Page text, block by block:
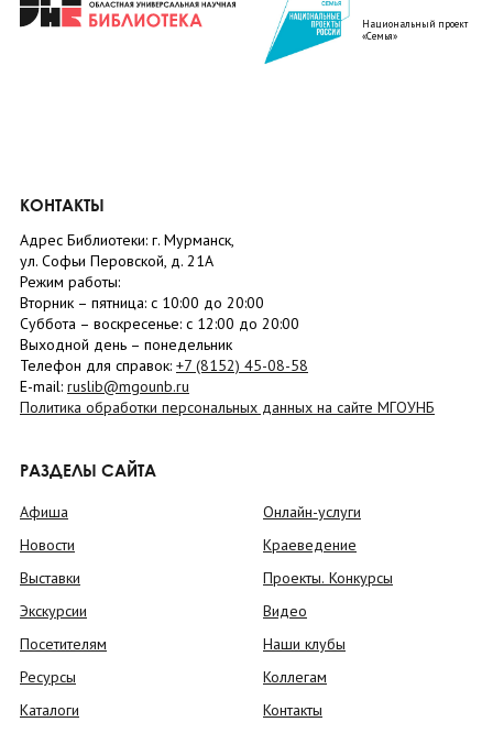
Национальный проект
«Семья»
КОНТАКТЫ
Адрес Библиотеки: г. Мурманск,
ул. Софьи Перовской, д. 21А
Режим работы:
Вторник – пятница: с 10:00 до 20:00
Суббота – воскресенье: c 12:00 до 20:00
Выходной день – понедельник
Телефон для справок: +7 (8152) 45-08-58
E-mail: ruslib@mgounb.ru
Политика обработки персональных данных на сайте МГОУНБ
РАЗДЕЛЫ САЙТА
Афиша
Новости
Выставки
Экскурсии
Посетителям
Ресурсы
Каталоги
Онлайн-услуги
Краеведение
Проекты. Конкурсы
Видео
Наши клубы
Коллегам
Контакты